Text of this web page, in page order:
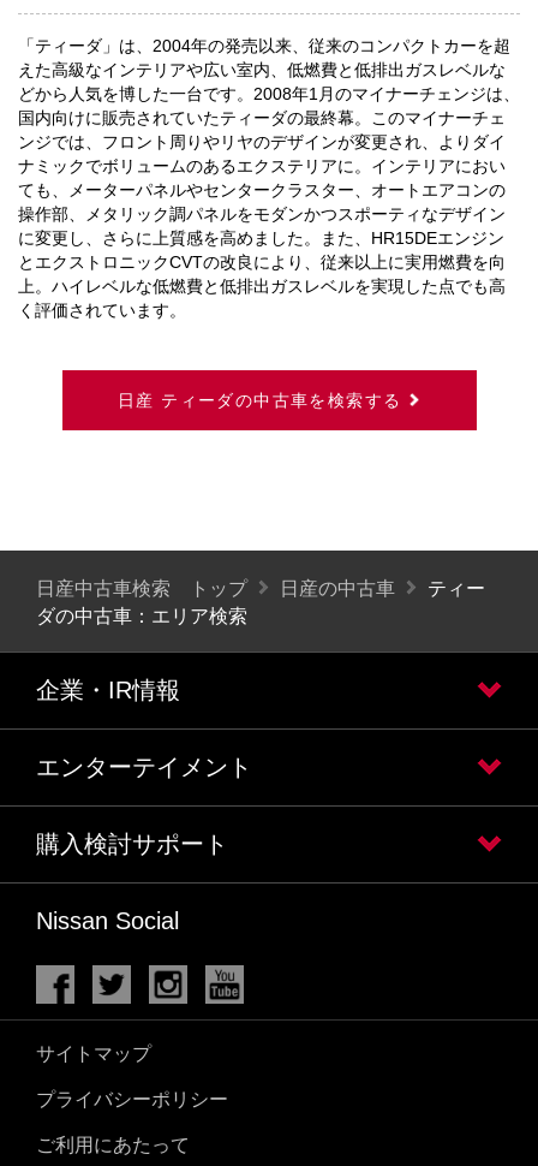
「ティーダ」は、2004年の発売以来、従来のコンパクトカーを超
えた高級なインテリアや広い室内、低燃費と低排出ガスレベルな
どから人気を博した一台です。2008年1月のマイナーチェンジは、
国内向けに販売されていたティーダの最終幕。このマイナーチェ
ンジでは、フロント周りやリヤのデザインが変更され、よりダイ
ナミックでボリュームのあるエクステリアに。インテリアにおい
ても、メーターパネルやセンタークラスター、オートエアコンの
操作部、メタリック調パネルをモダンかつスポーティなデザイン
に変更し、さらに上質感を高めました。また、HR15DEエンジン
とエクストロニックCVTの改良により、従来以上に実用燃費を向
上。ハイレベルな低燃費と低排出ガスレベルを実現した点でも高
く評価されています。
日産 ティーダの中古車を検索する
日産中古車検索 トップ 日産の中古車
ティー
ダの中古車：エリア検索
企業・IR情報
エンターテイメント
購入検討サポート
Nissan Social
サイトマップ
プライバシーポリシー
ご利用にあたって